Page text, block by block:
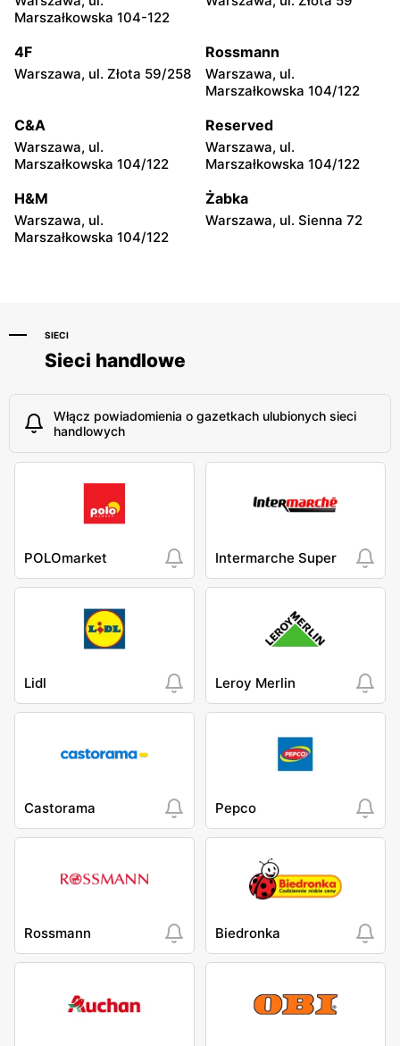
Biedronka Biedronka
Dubois 5A
Biedronka
111b
Biedronka
Biedronka Biedronka
Biedronka
Warszawa, ul. Sokołowska
Biedronka
Marszałkowska 104-122
4F
Warszawa, ul. Złota 59/258
Rossmann
Warszawa, ul.
Marszałkowska 104/122
C&A
Warszawa, ul.
Marszałkowska 104/122
Reserved
Warszawa, ul.
Marszałkowska 104/122
H&M
Warszawa, ul.
Marszałkowska 104/122
Żabka
Warszawa, ul. Sienna 72
SIECI
Sieci handlowe
Włącz powiadomienia o gazetkach ulubionych sieci
handlowych
POLOmarket Intermarche Super
Lidl Leroy Merlin
Castorama Pepco
Rossmann Biedronka